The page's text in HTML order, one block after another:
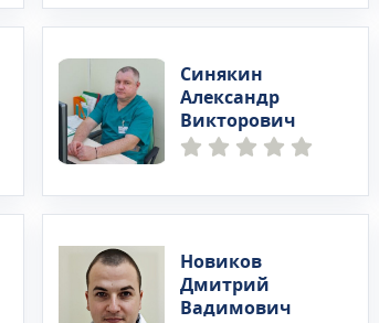
Синякин
Александр
Викторович
Новиков
Дмитрий
Вадимович